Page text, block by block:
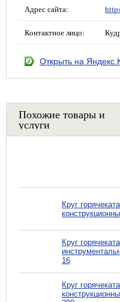
Адрес сайта:
Контактное лицо:
Открыть на
Похожие товары и
услуги
Круг
Круг
16
Круг